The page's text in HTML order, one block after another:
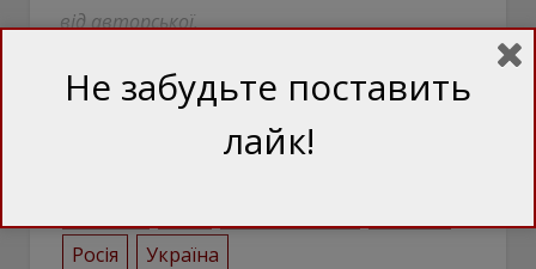
від авторської.
війна в Україні
Росія
Україна
Не забудьте поставить
лайк!